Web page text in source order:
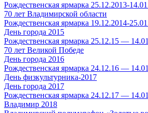
Рождественская ярмарка 25.12.2013-
70 лет Владимирской области
Рождественская ярмарка 19.12.2014-
День города 2015
Рождественская ярмарка 25.12.15 —
70 лет Великой Победе
День города 2016
Рождественская ярмарка 24.12.16 —
День физкультурника-2017
День города 2017
Рождественская ярмарка 24.12.17 —
Владимир 2018